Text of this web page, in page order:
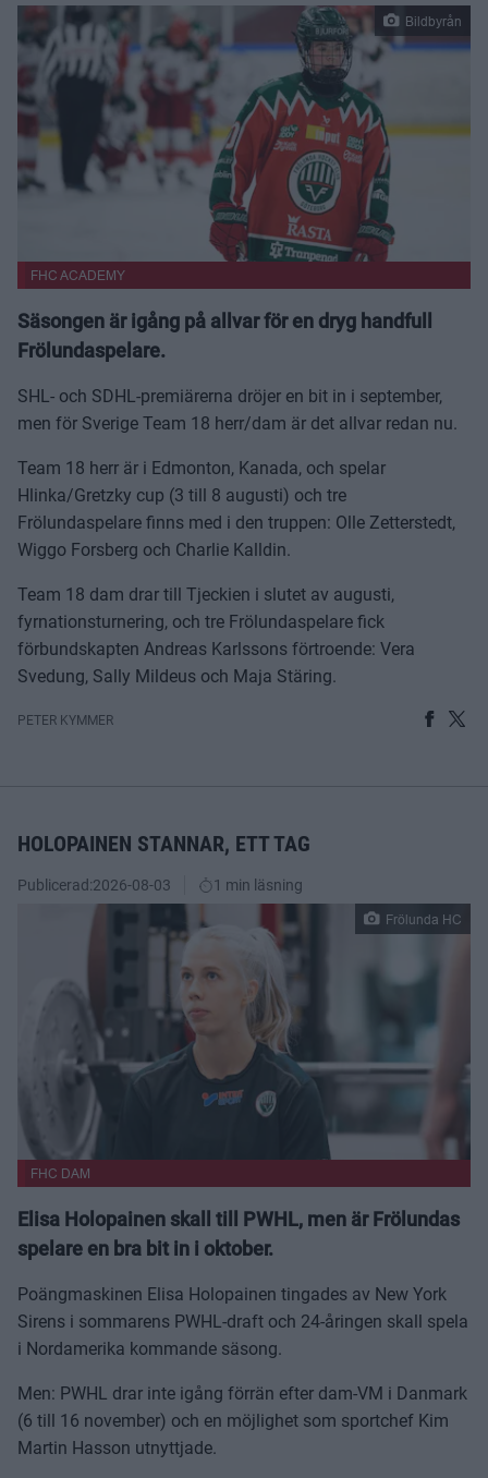
Bildbyrån
FHC ACADEMY
Säsongen är igång på allvar för en dryg handfull
Frölundaspelare.
SHL- och SDHL-premiärerna dröjer en bit in i september,
men för Sverige Team 18 herr/dam är det allvar redan nu.
Team 18 herr är i Edmonton, Kanada, och spelar
Hlinka/Gretzky cup (3 till 8 augusti) och tre
Frölundaspelare finns med i den truppen: Olle Zetterstedt,
Wiggo Forsberg och Charlie Kalldin.
Team 18 dam drar till Tjeckien i slutet av augusti,
fyrnationsturnering, och tre Frölundaspelare fick
förbundskapten Andreas Karlssons förtroende: Vera
Svedung, Sally Mildeus och Maja Stäring.
PETER KYMMER
HOLOPAINEN STANNAR, ETT TAG
Publicerad:2026-08-03 1 min läsning
Frölunda HC
FHC DAM
Elisa Holopainen skall till PWHL, men är Frölundas
spelare en bra bit in i oktober.
Poängmaskinen Elisa Holopainen tingades av New York
Sirens i sommarens PWHL-draft och 24-åringen skall spela
i Nordamerika kommande säsong.
Men: PWHL drar inte igång förrän efter dam-VM i Danmark
(6 till 16 november) och en möjlighet som sportchef Kim
Martin Hasson utnyttjade.